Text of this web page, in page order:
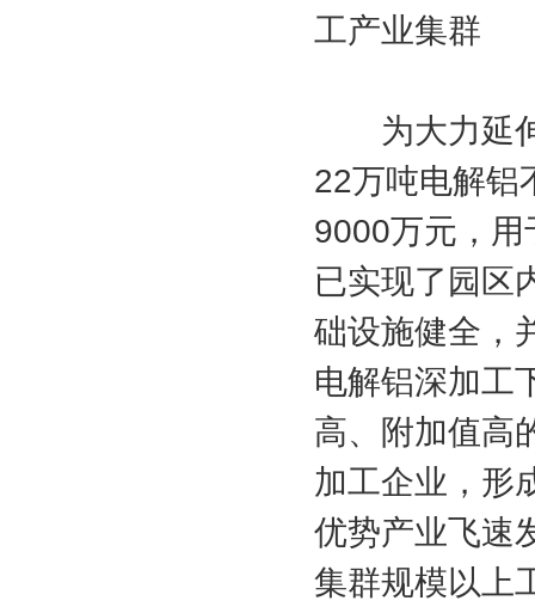
工产业集群
为大力延伸
22万吨电解铝
9000万元，用
已实现了园区
础设施健全，
电解铝深加工
高、附加值高
加工企业，形
优势产业飞速
集群规模以上